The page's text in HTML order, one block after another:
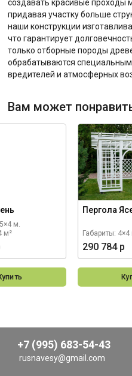
создавать красивые проходы
придавая участку больше
наши конструкции
что гарантирует
только отборные породы
обрабатываются
вредителей и атмосферных
Вам может
м.
м²
Пергола
Габариты: 4×4
290 784 р
+7 (995) 683-54-43
rusnavesy@gmail.com